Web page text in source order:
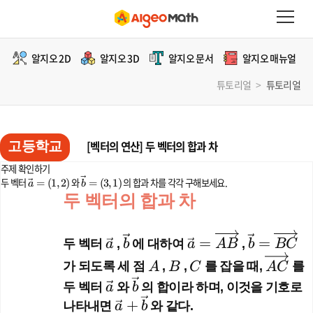
알지오 2D 알지오 3D 알지오 문서
알지오 매뉴얼
튜토리얼 > 튜토리얼
고등학교 [벡터의 연산] 두 벡터의 합과 차
주제 확인하기
두 벡터\ve
a = (1,2)와\ve
{b}
(3,
1)
b = (3,1)의 합과 차를 각각 구해보세요.
두 벡터의 합과 차
두 벡터 \ve
c
{a}
a , \ve
c
{b}
b에 대하여 \ve
c
{a}
=
a = AB , \ve
c
{b}
=
b = BC
가 되도록 세 점 A
A , B
B , C
C 를 잡을 때, \o
ve
rri
AC 를
두 벡터 \ve
c
a 와 \ve
c
b 의 합이라 하며, 이것을 기호로
나타내면 \ve
a + b 와 같다.